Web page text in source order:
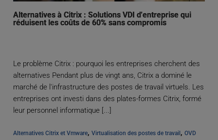
Alternatives à Citrix : Solutions VDI d'entreprise qui
réduisent les coûts de 60% sans compromis
Le problème Citrix : pourquoi les entreprises cherchent des
alternatives Pendant plus de vingt ans, Citrix a dominé le
marché de l'infrastructure des postes de travail virtuels. Les
entreprises ont investi dans des plates-formes Citrix, formé
leur personnel informatique [...]
Alternatives Citrix et Vmware, Virtualisation des postes de travail, OVD